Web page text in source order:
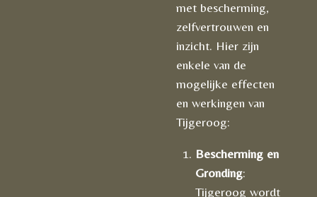
met bescherming,
zelfvertrouwen en
inzicht. Hier zijn
enkele van de
mogelijke effecten
en werkingen van
Tijgeroog:
Bescherming en
Gronding:
Tijgeroog wordt